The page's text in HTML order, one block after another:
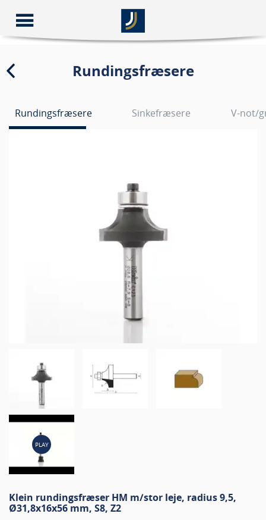
Rundingsfræsere
Rundingsfræsere Sinkefræsere V-not/
PLAY
Klein rundingsfræser HM m/stor leje, radius 9,5,
Ø31,8x16x56 mm, S8, Z2